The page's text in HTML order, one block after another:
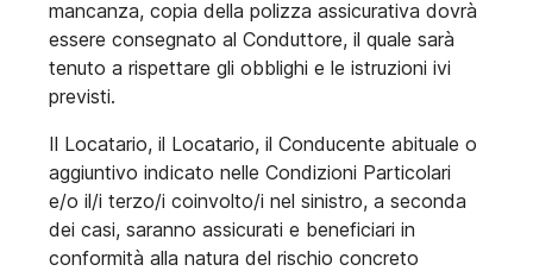
mancanza, copia della polizza assicurativa dovrà
essere consegnato al Conduttore, il quale sarà
tenuto a rispettare gli obblighi e le istruzioni ivi
previsti.
Il Locatario, il Locatario, il Conducente abituale o
aggiuntivo indicato nelle Condizioni Particolari
e/o il/i terzo/i coinvolto/i nel sinistro, a seconda
dei casi, saranno assicurati e beneficiari in
conformità alla natura del rischio concreto